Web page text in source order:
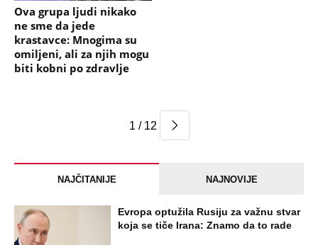
Ova grupa ljudi nikako
ne sme da jede
krastavce: Mnogima su
omiljeni, ali za njih mogu
biti kobni po zdravlje
1 / 12
NAJČITANIJE NAJNOVIJE
Evropa optužila Rusiju za važnu stvar
koja se tiče Irana: Znamo da to rade